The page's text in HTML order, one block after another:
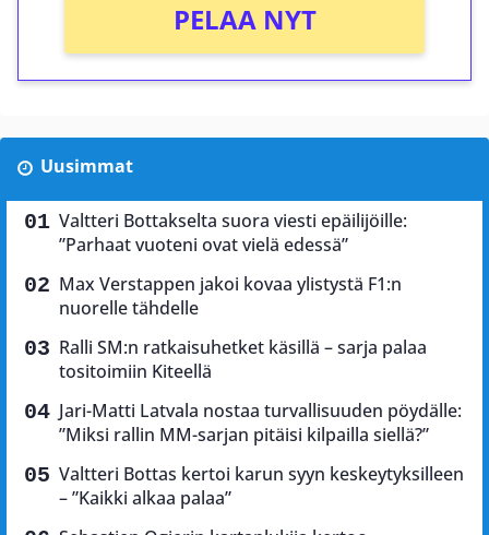
PELAA NYT
Uusimmat
Valtteri Bottakselta suora viesti epäilijöille:
”Parhaat vuoteni ovat vielä edessä”
Max Verstappen jakoi kovaa ylistystä F1:n
nuorelle tähdelle
Ralli SM:n ratkaisuhetket käsillä – sarja palaa
tositoimiin Kiteellä
Jari-Matti Latvala nostaa turvallisuuden pöydälle:
”Miksi rallin MM-sarjan pitäisi kilpailla siellä?”
Valtteri Bottas kertoi karun syyn keskeytyksilleen
– ”Kaikki alkaa palaa”